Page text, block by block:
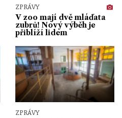
ZPRÁVY
V zoo mají dvě mláďata
zubrů! Nový výběh je
přiblíží lidem
ZPRÁVY